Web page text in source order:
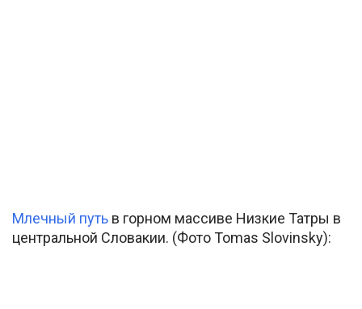
Млечный путь в горном массиве Низкие Татры в
центральной Словакии. (Фото Tomas Slovinsky):